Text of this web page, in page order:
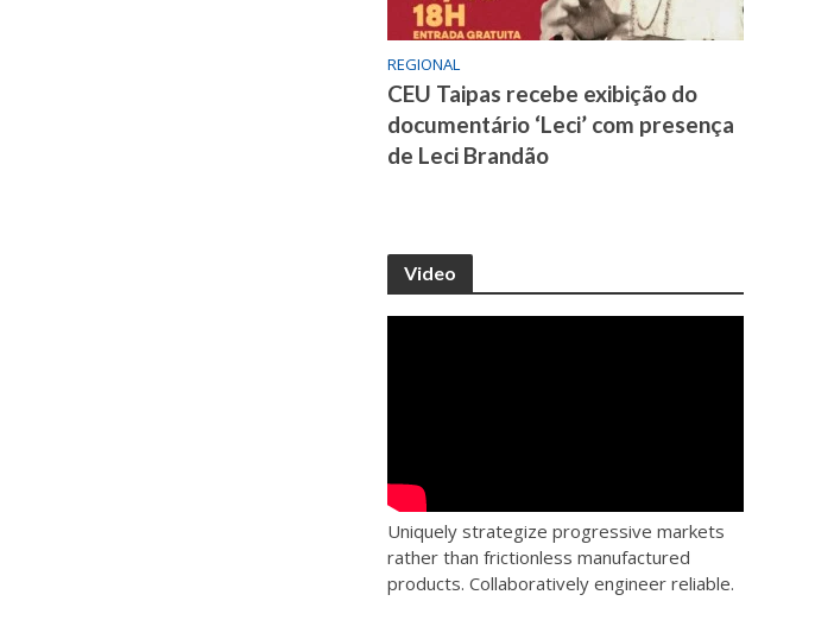
REGIONAL
CEU Taipas recebe exibição do
documentário ‘Leci’ com presença
de Leci Brandão
Video
Uniquely strategize progressive markets
rather than frictionless manufactured
products. Collaboratively engineer reliable.